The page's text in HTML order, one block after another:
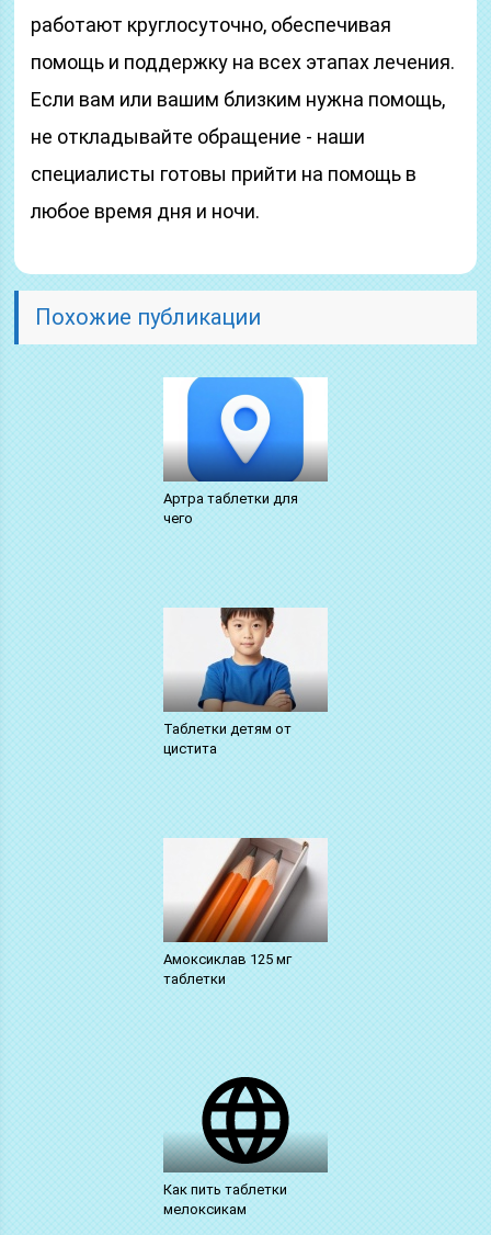
работают круглосуточно, обеспечивая
помощь и поддержку на всех этапах лечения.
Если вам или вашим близким нужна помощь,
не откладывайте обращение - наши
специалисты готовы прийти на помощь в
любое время дня и ночи.
Похожие публикации
Артра таблетки для
чего
Таблетки детям от
цистита
Амоксиклав 125 мг
таблетки
Как пить таблетки
мелоксикам